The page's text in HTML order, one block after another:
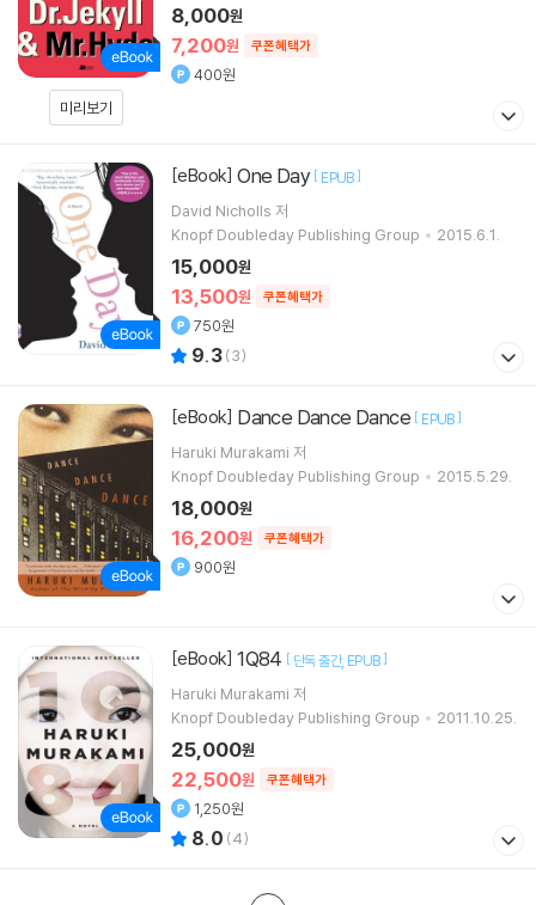
미리보기
7,200원 쿠폰혜택가
8,000원
400원
[eBook] One Day [ EPUB]
David Nicholls 저
Knopf Doubleday Publishing Group
2015.6.1.
13,500원 쿠폰혜택가
15,000원
750원
9.3(3)
[eBook] Dance Dance Dance [ EPUB]
Haruki Murakami 저
Knopf Doubleday Publishing Group
2015.5.29.
16,200원 쿠폰혜택가
18,000원
900원
[eBook] 1Q84 [ 단독 출간 EPUB]
Haruki Murakami 저
Knopf Doubleday Publishing Group
2011.10.25.
22,500원 쿠폰혜택가
25,000원
1,250원
8.0 (4)